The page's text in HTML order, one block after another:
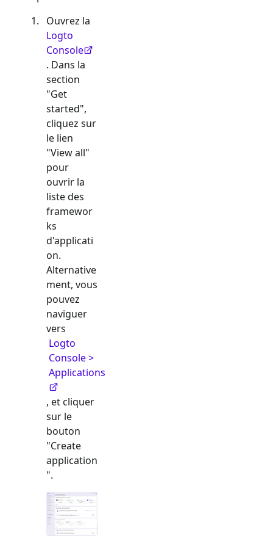
Ouvrez la
Logto
Console
. Dans la
section
"Get
started",
cliquez sur
le lien
"View all"
pour
ouvrir la
liste des
framewor
ks
d'applicati
on.
Alternative
ment, vous
pouvez
naviguer
vers
Logto
Console >
Applications
, et cliquer
sur le
bouton
"Create
application
".